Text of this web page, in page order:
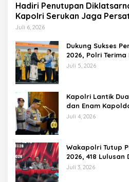
Hadiri Penutupan
Kapolri Serukan Jaga
Juli 6, 2026
Dukung Sukses
2026, Polri
Kemenhaj dan
Juli 5, 2026
Kapolri Lantik
dan Enam
Lengkapnya
Juli 4, 2026
Wakapolri Tutup
2026, 418
Tantangan Era
Juli 3, 2026